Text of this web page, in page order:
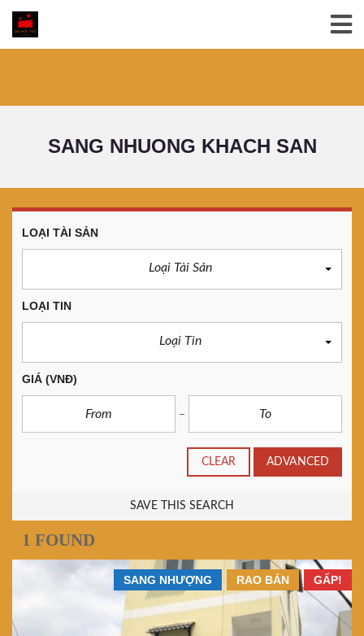
SANG NHUONG KHACH SAN
LOẠI TÀI SẢN
Loại Tài Sản
LOẠI TIN
Loại Tin
GIÁ (VNĐ)
CLEAR ADVANCED
SAVE THIS SEARCH
1 FOUND
GẤP!
RAO BÁN
SANG NHƯỢNG